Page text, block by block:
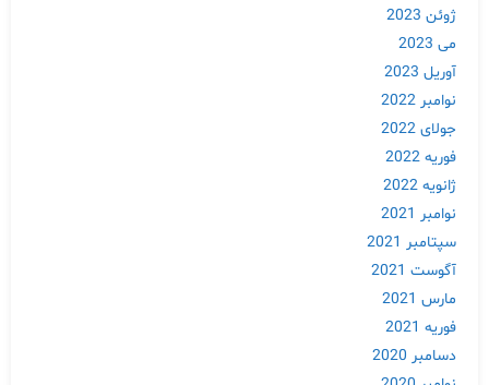
ژوئن 2023
می 2023
آوریل 2023
نوامبر 2022
جولای 2022
فوریه 2022
ژانویه 2022
نوامبر 2021
سپتامبر 2021
آگوست 2021
مارس 2021
فوریه 2021
دسامبر 2020